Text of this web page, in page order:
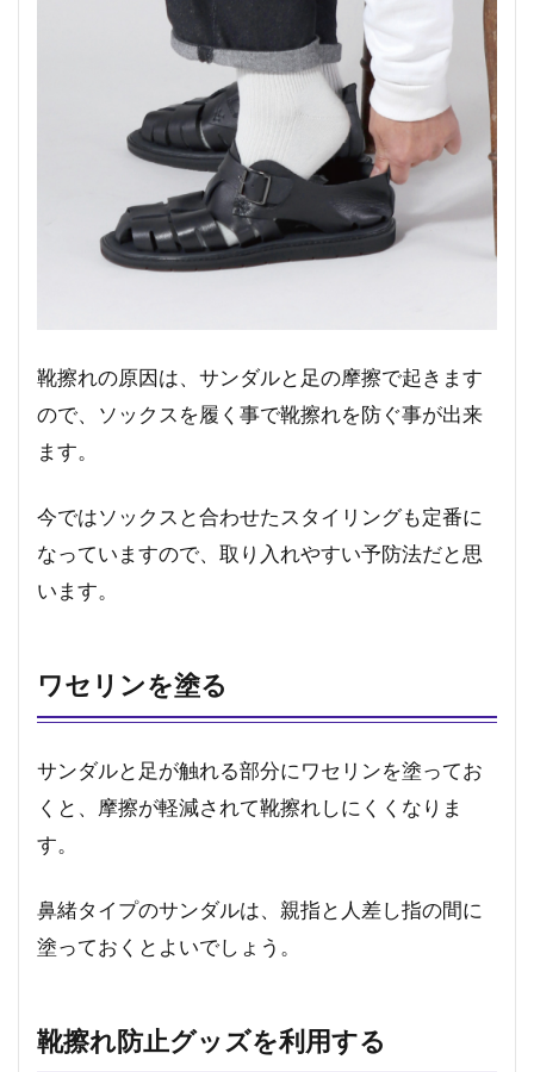
靴擦れの原因は、サンダルと足の摩擦で起きます
ので、ソックスを履く事で靴擦れを防ぐ事が出来
ます。
今ではソックスと合わせたスタイリングも定番に
なっていますので、取り入れやすい予防法だと思
います。
ワセリンを塗る
サンダルと足が触れる部分にワセリンを塗ってお
くと、摩擦が軽減されて靴擦れしにくくなりま
す。
鼻緒タイプのサンダルは、親指と人差し指の間に
塗っておくとよいでしょう。
靴擦れ防止グッズを利用する